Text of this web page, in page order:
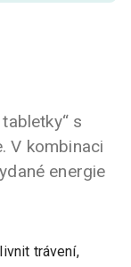
s
V kombinaci
energie
trávení,